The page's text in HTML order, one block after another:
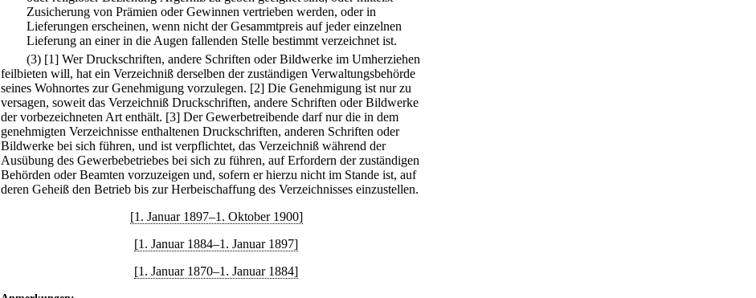
Zusicherung von Prämien oder Gewinnen vertrieben werden, oder in
Lieferungen erscheinen, wenn nicht der Gesammtpreis auf jeder einzelnen
Lieferung an einer in die Augen fallenden Stelle bestimmt verzeichnet ist.
(3) [1] Wer Druckschriften, andere Schriften oder Bildwerke im Umherziehen
feilbieten will, hat ein Verzeichniß derselben der zuständigen Verwaltungsbehörde
seines Wohnortes zur Genehmigung vorzulegen. [2] Die Genehmigung ist nur zu
versagen, soweit das Verzeichniß Druckschriften, andere Schriften oder Bildwerke
der vorbezeichneten Art enthält. [3] Der Gewerbetreibende darf nur die in dem
genehmigten Verzeichnisse enthaltenen Druckschriften, anderen Schriften oder
Bildwerke bei sich führen, und ist verpflichtet, das Verzeichniß während der
Ausübung des Gewerbebetriebes bei sich zu führen, auf Erfordern der zuständigen
Behörden oder Beamten vorzuzeigen und, sofern er hierzu nicht im Stande ist, auf
deren Geheiß den Betrieb bis zur Herbeischaffung des Verzeichnisses einzustellen.
[1. Januar 1897–1. Oktober 1900]
[1. Januar 1884–1. Januar 1897]
[1. Januar 1870–1. Januar 1884]